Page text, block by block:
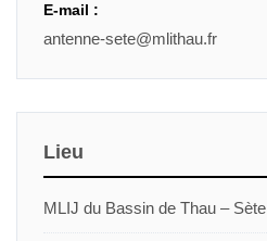
E-mail :
antenne-sete@mlithau.fr
Lieu
MLIJ du Bassin de Thau – Sète